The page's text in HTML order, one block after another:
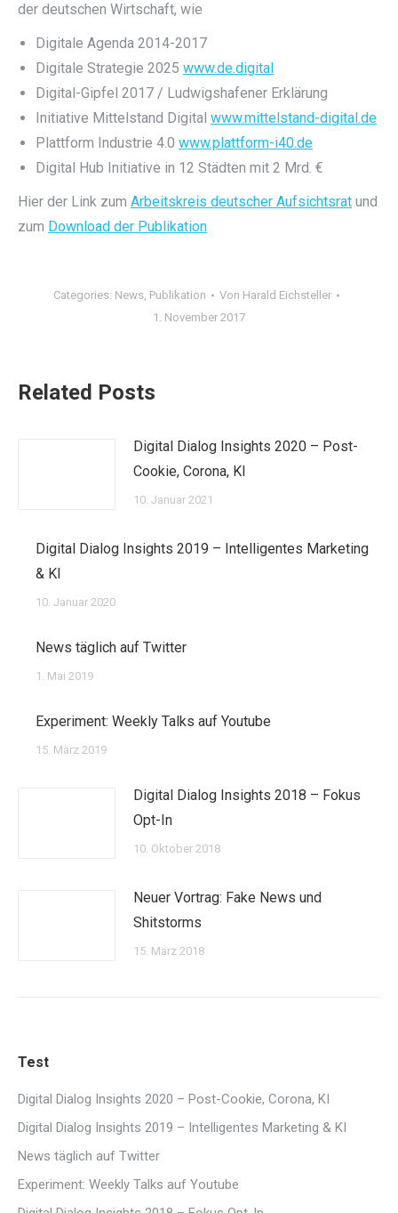
der deutschen Wirtschaft, wie
Digitale Agenda 2014-2017
Digitale Strategie 2025 www.de.digital
Digital-Gipfel 2017 / Ludwigshafener Erklärung
Initiative Mittelstand Digital www.mittelstand-digital.de
Plattform Industrie 4.0 www.plattform-i40.de
Digital Hub Initiative in 12 Städten mit 2 Mrd. €
Hier der Link zum Arbeitskreis deutscher Aufsichtsrat und
zum Download der Publikation
Categories: News, Publikation Von Harald Eichsteller
1. November 2017
Related Posts
Digital Dialog Insights 2020 – Post-
Cookie, Corona, KI
10. Januar 2021
Digital Dialog Insights 2019 – Intelligentes Marketing
& KI
10. Januar 2020
News täglich auf Twitter
1. Mai 2019
Experiment: Weekly Talks auf Youtube
15. März 2019
Digital Dialog Insights 2018 – Fokus
Opt-In
10. Oktober 2018
Neuer Vortrag: Fake News und
Shitstorms
15. März 2018
Test
Digital Dialog Insights 2020 – Post-Cookie, Corona, KI
Digital Dialog Insights 2019 – Intelligentes Marketing & KI
News täglich auf Twitter
Experiment: Weekly Talks auf Youtube